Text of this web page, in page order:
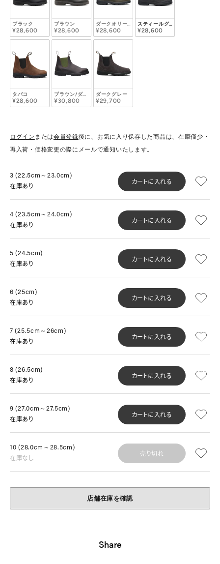
ブラック
¥28,600
ブラウン
¥28,600
ダークオリーブ
¥28,600
スティールグレー
¥28,600
タバコ
¥28,600
ブラウン/ダークグリーン
¥30,800
ダークグレー
¥29,700
ログイン または会員登録後に、お気に入り保存した商品は、在庫僅少・
再入荷・価格変更の際にメールで通知いたします。
3 (22.5cm～23.0cm)
在庫あり
カートに入れる
4 (23.5cm～24.0cm)
在庫あり
カートに入れる
5 (24.5cm)
在庫あり
カートに入れる
6 (25cm)
在庫あり
カートに入れる
7 (25.5cm～26cm)
在庫あり
カートに入れる
8 (26.5cm)
在庫あり
カートに入れる
9 (27.0cm～27.5cm)
在庫あり
カートに入れる
10 (28.0cm～28.5cm)
在庫なし
売り切れ
店舗在庫を確認
Share